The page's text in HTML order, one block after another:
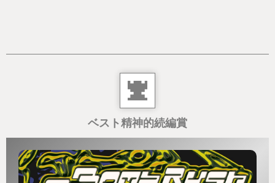
ベスト精神的続編賞